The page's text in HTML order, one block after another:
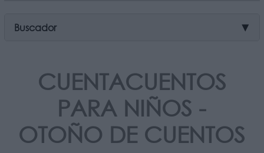
Buscador ▼
CUENTACUENTOS
PARA NIÑOS -
OTOÑO DE CUENTOS